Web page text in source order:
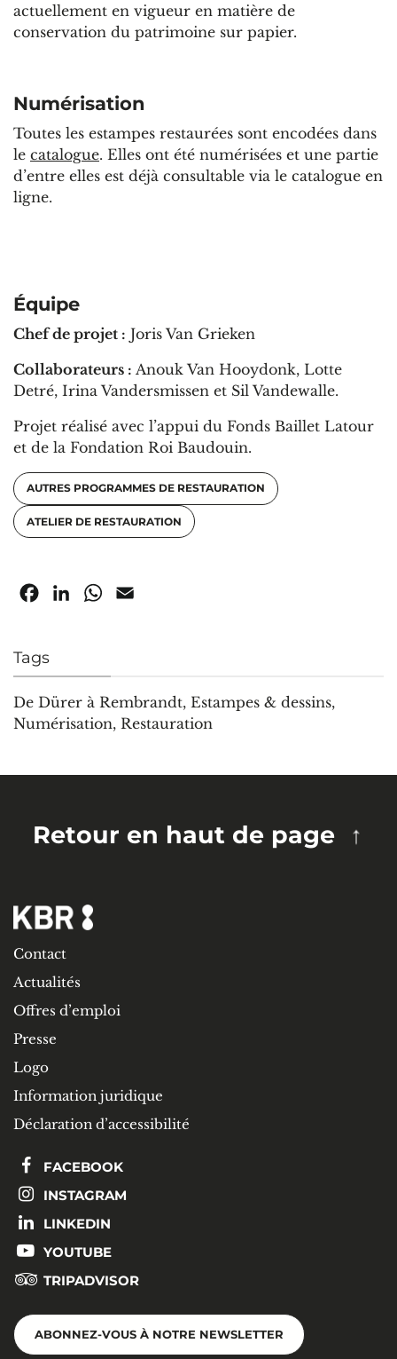
actuellement en vigueur en matière de
conservation du patrimoine sur papier.
Numérisation
Toutes les estampes restaurées sont encodées dans
le catalogue. Elles ont été numérisées et une partie
d’entre elles est déjà consultable via le catalogue en
ligne.
Équipe
Chef de projet : Joris Van Grieken
Collaborateurs : Anouk Van Hooydonk, Lotte
Detré, Irina Vandersmissen et Sil Vandewalle.
Projet réalisé avec l’appui du Fonds Baillet Latour
et de la Fondation Roi Baudouin.
AUTRES PROGRAMMES DE RESTAURATION
ATELIER DE RESTAURATION
FacebookLinkedInWhatsApp
Tags
De Dürer à Rembrandt, Estampes & dessins,
Numérisation, Restauration
Retour en haut de page
Contact
Actualités
Offres d’emploi
Presse
Logo
Information juridique
Déclaration d’accessibilité
FACEBOOK
INSTAGRAM
LINKEDIN
YOUTUBE
TRIPADVISOR
ABONNEZ-VOUS À NOTRE NEWSLETTER